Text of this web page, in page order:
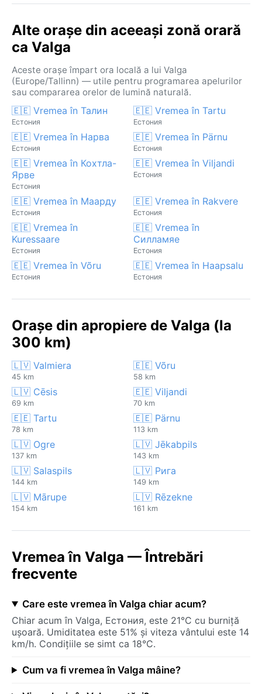
Alte orașe din aceeași zonă orară
ca Valga
Aceste orașe împart ora locală a lui Valga
(Europe/Tallinn) — utile pentru programarea apelurilor
sau compararea orelor de lumină naturală.
🇪🇪 Vremea în Талин
Естония
🇪🇪 Vremea în Tartu
Естония
🇪🇪 Vremea în Нарва
Естония
🇪🇪 Vremea în Pärnu
Естония
🇪🇪 Vremea în Кохтла-
Ярве
Естония
🇪🇪 Vremea în Viljandi
Естония
🇪🇪 Vremea în Маарду
Естония
🇪🇪 Vremea în Rakvere
Естония
🇪🇪 Vremea în
Kuressaare
Естония
🇪🇪 Vremea în
Силламяе
Естония
🇪🇪 Vremea în Võru
Естония
🇪🇪 Vremea în Haapsalu
Естония
Orașe din apropiere de Valga (la
300 km)
🇱🇻 Valmiera
45 km
🇪🇪 Võru
58 km
🇱🇻 Cēsis
69 km
🇪🇪 Viljandi
70 km
🇪🇪 Tartu
78 km
🇪🇪 Pärnu
113 km
🇱🇻 Ogre
137 km
🇱🇻 Jēkabpils
143 km
🇱🇻 Salaspils
144 km
🇱🇻 Рига
149 km
🇱🇻 Mārupe
154 km
🇱🇻 Rēzekne
161 km
Vremea în Valga — Întrebări
frecvente
Care este vremea în Valga chiar acum?
Chiar acum în Valga, Естония, este 21°C cu burniță
ușoară. Umiditatea este 51% și viteza vântului este 14
km/h. Condițiile se simt ca 18°C.
Cum va fi vremea în Valga mâine?